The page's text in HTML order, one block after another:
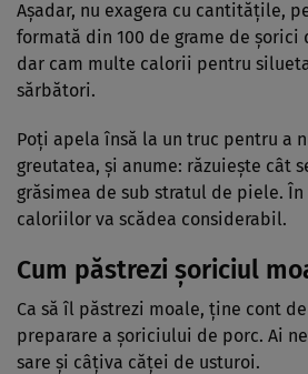
Aşadar, nu exagera cu cantităţile,
formată din 100 de grame de
dar cam multe calorii pentru
sărbători.
Poți apela însă la un truc pentru a
greutatea, şi anume: răzuiește cât
grăsimea de sub stratul de piele.
caloriilor va scădea considerabil.
Cum păstrezi șoriciul
Ca să îl păstrezi moale, ține cont
preparare a șoriciului de porc. Ai
sare şi câţiva căţei de usturoi.